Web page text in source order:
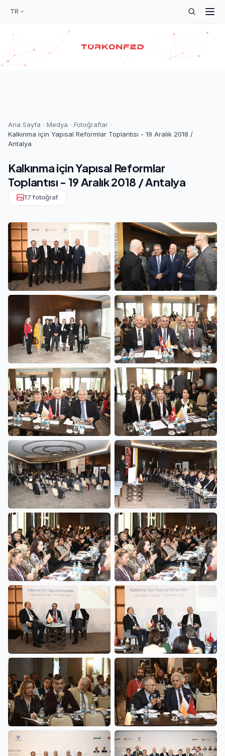
TR
Ana Sayfa Medya
Fotoğraflar
Kalkınma için Yapısal Reformlar Toplantısı - 19 Aralık 2018 /
Antalya
Kalkınma için Yapısal Reformlar
Toplantısı - 19 Aralık 2018 / Antalya
17 fotoğraf